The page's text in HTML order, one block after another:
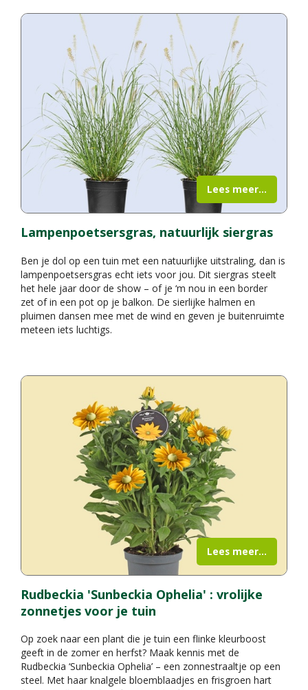
Lampenpoetsersgras, natuurlijk siergras
Ben je dol op een tuin met een natuurlijke uitstraling, dan is
lampenpoetsersgras echt iets voor jou. Dit siergras steelt
het hele jaar door de show – of je ‘m nou in een border
zet of in een pot op je balkon. De sierlijke halmen en
pluimen dansen mee met de wind en geven je buitenruimte
meteen iets luchtigs.
Lees meer...
Rudbeckia 'Sunbeckia Ophelia' : vrolijke
zonnetjes voor je tuin
Op zoek naar een plant die je tuin een flinke kleurboost
geeft in de zomer en herfst? Maak kennis met de
Rudbeckia ‘Sunbeckia Ophelia’ – een zonnestraaltje op een
steel. Met haar knalgele bloemblaadjes en frisgroen hart
Lees meer...